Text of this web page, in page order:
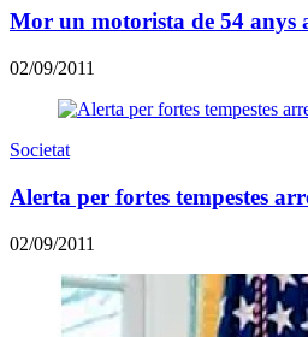
Mor un motorista de 54 anys
02/09/2011
Societat
Alerta per fortes tempestes
02/09/2011